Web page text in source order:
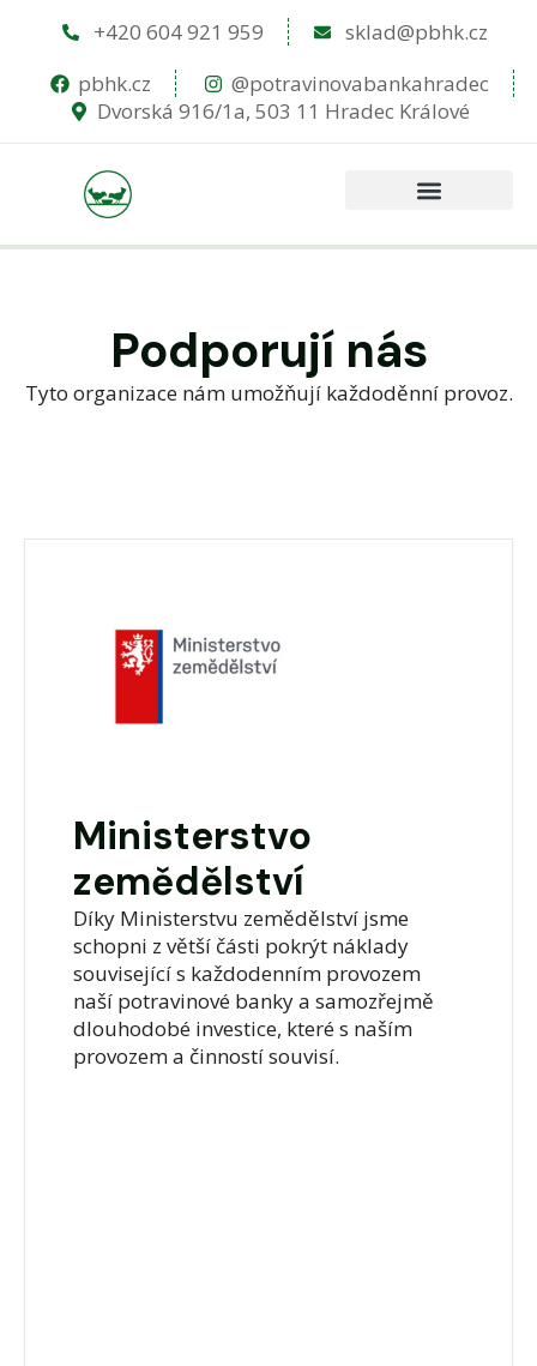
+420 604 921 959
sklad@pbhk.cz
pbhk.cz
@potravinovabankahradec
Dvorská 916/1a, 503 11 Hradec Králové
Podporují nás
Tyto organizace nám umožňují každoděnní provoz.
Ministerstvo
zemědělství
Díky Ministerstvu zemědělství jsme
schopni z větší části pokrýt náklady
související s každodenním provozem
naší potravinové banky a samozřejmě
dlouhodobé investice, které s naším
provozem a činností souvisí.